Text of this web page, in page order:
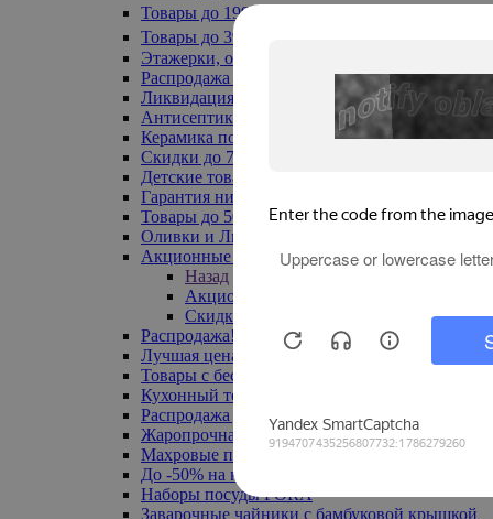
Товары до 199₽
Товары до 399₽
Этажерки, обувницы
Распродажа текстиля до -50%
Ликвидация до -70%
Антисептики
Керамика по 129 руб
Скидки до 70%
Детские товары
Гарантия низкой цены
Товары до 500 руб
Оливки и Лимоны
Акционные товары
Назад
Акционные товары
Скидка 20% по промокоду
Распродажа! Ульяновск до -70%
Лучшая цена
Товары с бесплатной доставкой
Кухонный текстиль
Распродажа до -50%
Жаропрочная посуда
Махровые полотенца
До -50% на ковры
Наборы посуды FORA
Заварочные чайники с бамбуковой крышкой